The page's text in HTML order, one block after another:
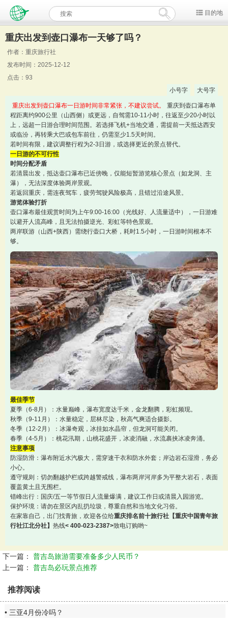
目的地
重庆出发到壶口瀑布一天够了吗？
作者：重庆旅行社
发布时间：2025-12-12
点击：93
小号字
大号字
重庆出发到壶口瀑布一日游时间非常紧张，不建议尝试。
重庆到壶口瀑布单
程距离约900公里（山西侧）或更远，自驾需10-11小时，往返至少20小时以
上，远超一日游合理时间范围。若选择飞机+当地交通，需提前一天抵达西安
或临汾，再转乘大巴或包车前往，仍需至少1.5天时间。
若时间有限，建议调整行程为2-3日游，或选择更近的景点替代。
一日游的不可行性
时间分配矛盾
若清晨出发，抵达壶口瀑布已近傍晚，仅能短暂游览核心景点（如龙洞、主
瀑），无法深度体验两岸景观。
若返回重庆，需连夜驾车，疲劳驾驶风险极高，且错过沿途风景。
游览体验打折
壶口瀑布最佳观赏时间为上午9:00-16:00（光线好、人流量适中），一日游难
以避开人流高峰，且无法拍摄逆光、彩虹等特色景观。
两岸联游（山西+陕西）需绕行壶口大桥，耗时1.5小时，一日游时间根本不
够。
最佳季节
夏季（6-8月）：水量巅峰，瀑布宽度达千米，金龙翻腾，彩虹频现。
秋季（9-11月）：水量稳定，层林尽染，秋高气爽适合摄影。
冬季（12-2月）：冰瀑奇观，冰挂如水晶帘，但龙洞可能关闭。
春季（4-5月）：桃花汛期，山桃花盛开，冰凌消融，水流裹挟冰凌奔涌。
注意事项
防湿防滑：瀑布附近水汽极大，需穿速干衣和防水外套；岸边岩石湿滑，务必
小心。
遵守规则：切勿翻越护栏或跨越警戒线，瀑布两岸河岸多为平整大岩石，表面
覆盖黄土且无围栏。
错峰出行：国庆/五一等节假日人流量爆满，建议工作日或清晨入园游览。
保护环境：请勿在景区内乱扔垃圾，尊重自然和当地文化习俗。
在家靠自己，出门找青旅，欢迎各位给重庆排名前十旅行社【重庆中国青年旅
行社江北分社】 热线< 400-023-2387>致电订购哟~
下一篇： 普吉岛旅游需要准备多少人民币？
上一篇： 普吉岛必玩景点推荐
推荐阅读
三亚4月份冷吗？